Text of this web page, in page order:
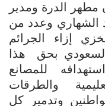
الدرة ومدير
الشهاري وعدد من
إزاء الجرائم
السعودي بحق هذا
للمصانع
والطرقات
وتدمير كل